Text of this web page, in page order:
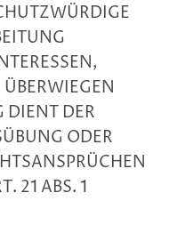
DIENT DER
ODER
21 ABS. 1